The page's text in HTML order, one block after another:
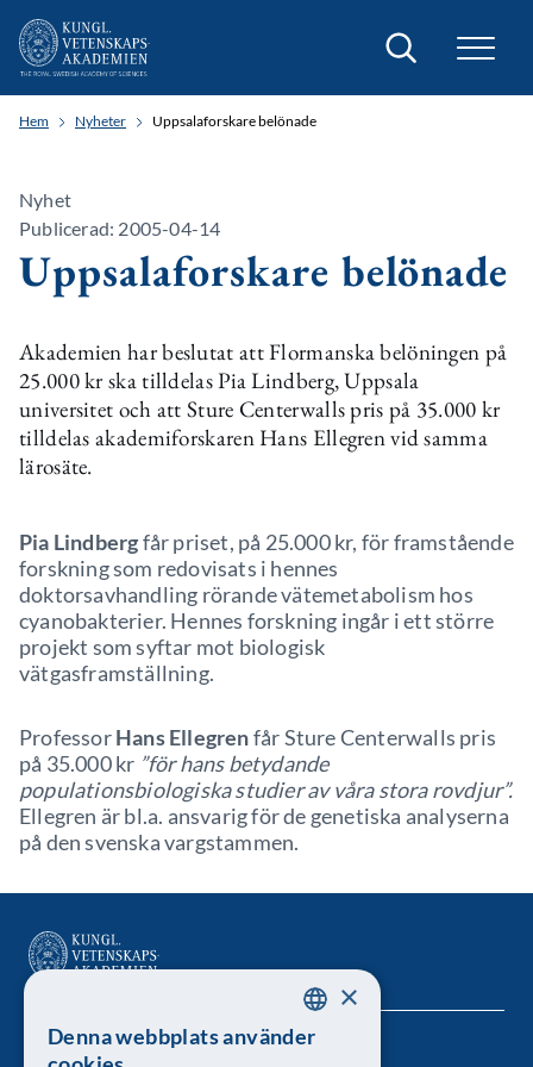
Sök
Hem Nyheter Uppsalaforskare belönade
Nyhet
Publicerad: 2005-04-14
Uppsalaforskare belönade
Akademien har beslutat att Flormanska belöningen på
25.000 kr ska tilldelas Pia Lindberg, Uppsala
universitet och att Sture Centerwalls pris på 35.000 kr
tilldelas akademiforskaren Hans Ellegren vid samma
lärosäte.
Pia Lindbergfår priset, på 25.000 kr, för framstående
forskning som redovisats i hennes
doktorsavhandling rörande vätemetabolism hos
cyanobakterier. Hennes forskning ingår i ett större
projekt som syftar mot biologisk
vätgasframställning.
ProfessorHans Ellegrenfår Sture Centerwalls pris
på 35.000 kr ”för hans betydande
populationsbiologiska studier av våra stora rovdjur”.
Ellegren är bl.a. ansvarig för de genetiska analyserna
på den svenska vargstammen.
Kungl. Vetenskapsakademien SWEDISH
×
Denna webbplats använder